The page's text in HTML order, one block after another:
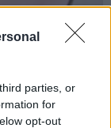
parties, or
for
opt-out